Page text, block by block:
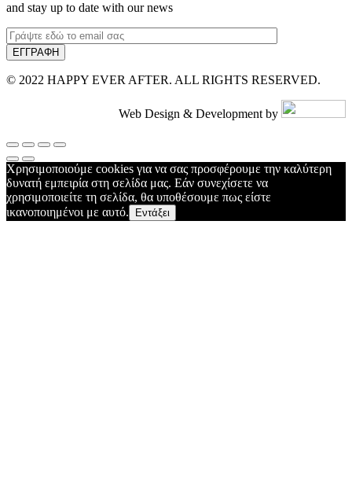
and stay up to date with our news
© 2022 HAPPY EVER AFTER. ALL RIGHTS RESERVED.
Web Design & Development by
Χρησιμοποιούμε cookies για να σας προσφέρουμε την καλύτερη
δυνατή εμπειρία στη σελίδα μας. Εάν συνεχίσετε να
χρησιμοποιείτε τη σελίδα, θα υποθέσουμε πως είστε
ικανοποιημένοι με αυτό.
Εντάξει